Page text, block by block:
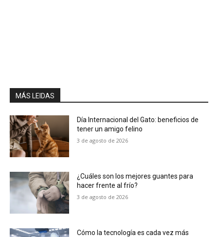
MÁS LEIDAS
Día Internacional del Gato: beneficios de
tener un amigo felino
3 de agosto de 2026
¿Cuáles son los mejores guantes para
hacer frente al frío?
3 de agosto de 2026
Cómo la tecnología es cada vez más